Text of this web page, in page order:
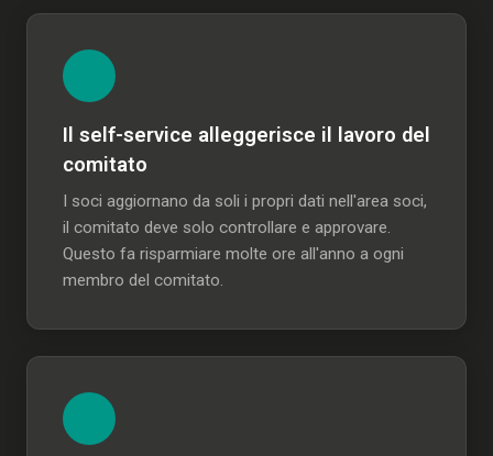
Il self-service alleggerisce il lavoro del
comitato
I soci aggiornano da soli i propri dati nell'area soci,
il comitato deve solo controllare e approvare.
Questo fa risparmiare molte ore all'anno a ogni
membro del comitato.